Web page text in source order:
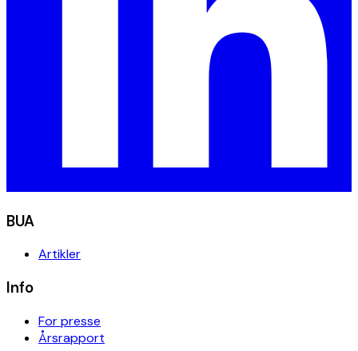
BUA
Artikler
Info
For presse
Årsrapport